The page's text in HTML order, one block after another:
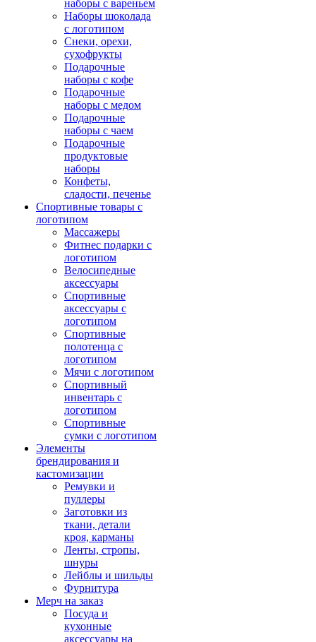
наборы с вареньем
Наборы шоколада
с логотипом
Снеки, орехи,
сухофрукты
Подарочные
наборы с кофе
Подарочные
наборы с медом
Подарочные
наборы с чаем
Подарочные
продуктовые
наборы
Конфеты,
сладости, печенье
Спортивные товары с
логотипом
Массажеры
Фитнес подарки с
логотипом
Велосипедные
аксессуары
Спортивные
аксессуары с
логотипом
Спортивные
полотенца с
логотипом
Мячи с логотипом
Спортивный
инвентарь с
логотипом
Спортивные
сумки с логотипом
Элементы
брендирования и
кастомизации
Ремувки и
пуллеры
Заготовки из
ткани, детали
кроя, карманы
Ленты, стропы,
шнуры
Лейблы и шильды
Фурнитура
Мерч на заказ
Посуда и
кухонные
аксессуары на